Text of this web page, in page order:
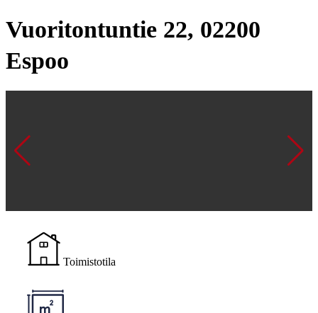
Vuoritontuntie 22, 02200
Espoo
Toimistotila